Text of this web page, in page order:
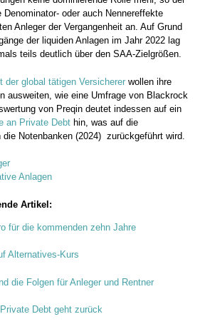
Denominator- oder auch Nennereffekte
Anleger der Vergangenheit an. Auf Grund
der liquiden Anlagen im Jahr 2022 lag
teils deutlich über den SAA-Zielgrößen.
der global tätigen Versicherer wollen ihre
ausweiten, wie eine Umfrage von Blackrock
von Preqin deutet indessen auf ein
an Private Debt hin, was auf die
Notenbanken (2024) zurückgeführt wird.
Anlagen
Artikel:
für die kommenden zehn Jahre
Alternatives-Kurs
die Folgen für Anleger und Rentner
Debt geht zurück